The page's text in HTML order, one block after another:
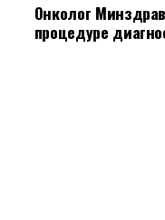
Онколог
процедуре